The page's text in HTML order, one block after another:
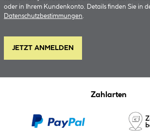
oder in Ihrem Kundenkonto. Details finden Sie in
Datenschutzbestimmungen.
JETZT ANMELDEN
Zahlarten